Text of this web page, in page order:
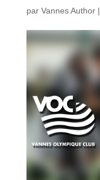
par Vannes Author|